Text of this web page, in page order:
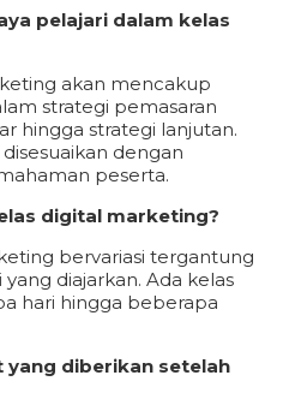
pelajari dalam kelas
akan mencakup
strategi pemasaran
hingga strategi lanjutan.
dengan
peserta.
digital marketing?
bervariasi tergantung
diajarkan. Ada kelas
hari hingga beberapa
yang diberikan setelah